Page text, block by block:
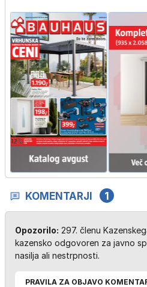
KOMENTARJI 1
Opozorilo: 297. členu
kazensko odgovoren za javno
nasilja ali nestrpnosti.
PRAVILA ZA OBJAVO